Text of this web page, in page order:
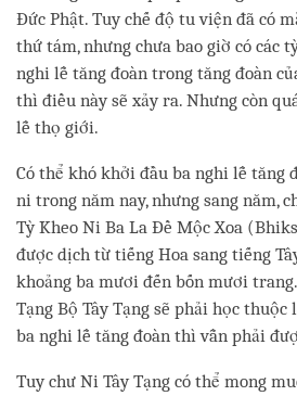
Đức Phật. Tuy chế độ tu viện đã có
thứ tám, nhưng chưa bao giờ có các
nghi lễ tăng đoàn trong tăng đoàn
thì điều này sẽ xảy ra. Nhưng còn
lễ thọ giới.
Có thể khó khởi đầu ba nghi lễ tăng
ni trong năm nay, nhưng sang năm,
Tỳ Kheo Ni Ba La Đề Mộc Xoa
được dịch từ tiếng Hoa sang tiếng
khoảng ba mươi đến bốn mươi
Tạng Bộ Tây Tạng sẽ phải học thuộc
ba nghi lễ tăng đoàn thì vẫn phải
Tuy chư Ni Tây Tạng có thể mong